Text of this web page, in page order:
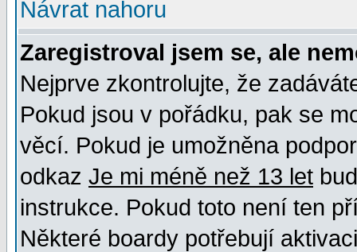
Návrat nahoru
Zaregistroval jsem se, ale
Nejprve zkontrolujte, že
Pokud jsou v pořádku, pak se
věcí. Pokud je umožněna
odkaz Je mi méně než 13 let
instrukce. Pokud toto není ten
Některé boardy potřebují